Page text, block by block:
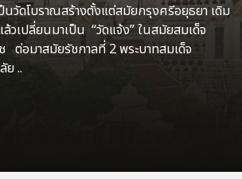
นวัดโบราณสร้างตั้งแต่สมัยกรุงศรีอยุธยา เดิม
ล้วเปลี่ยนมาเป็น “วัดแจ้ง” ในสมัยสมเด็จ
ต่อมาสมัยรัชกาลที่ 2 พระบาทสมเด็จ
ย ..